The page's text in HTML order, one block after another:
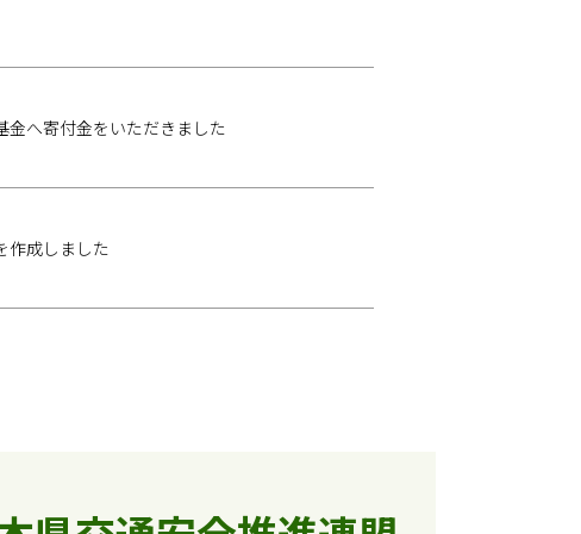
へ寄付金をいただきました
作成しました